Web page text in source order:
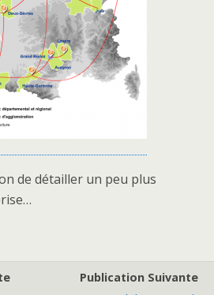
de détailler un peu plus
Publication Suivante